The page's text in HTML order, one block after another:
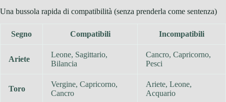
Una bussola rapida di compatibilità (senza prenderla come sentenza)
Segno Compatibili Incompatibili
Ariete
Leone, Sagittario,
Bilancia
Cancro, Capricorno,
Pesci
Toro
Vergine, Capricorno,
Cancro
Ariete, Leone,
Acquario